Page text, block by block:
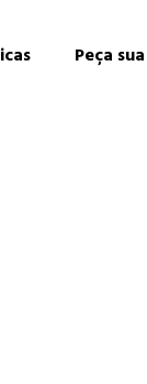
Peça